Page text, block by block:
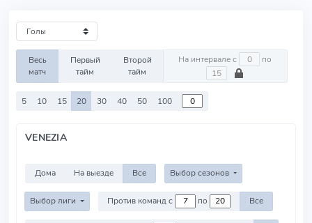
Весь
матч
Первый
тайм
Второй
тайм
На интервале с по
5 10 15 20 30 40 50 100
VENEZIA
Дома На выезде Все Выбор сезонов
Выбор лиги Против команд с по Все